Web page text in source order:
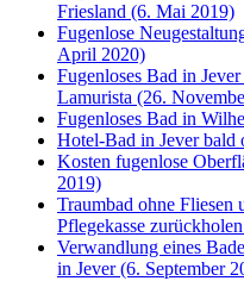
Friesland (6. Mai 2019)
Fugenlose
April 2020)
Fugenloses Bad in
Lamurista (26.
Fugenloses Bad in
Hotel-Bad in Jever bald
Kosten fugenlose
2019)
Traumbad ohne Fliesen
Pflegekasse
Verwandlung eines
in Jever (6. September